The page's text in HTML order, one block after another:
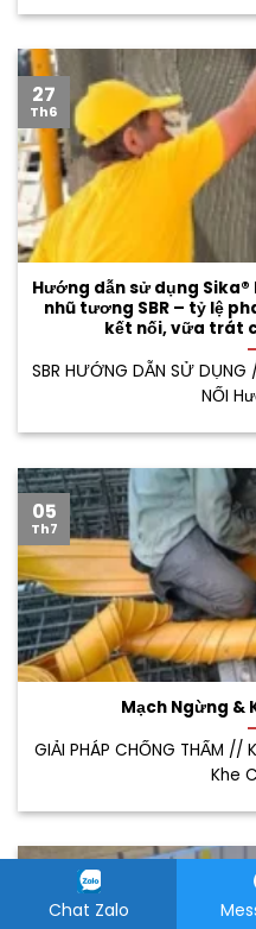
Hướng dẫn sử dụng
nhũ tương SBR – tỷ lệ
kết nối, vữa trát
SBR HƯỚNG DẪN SỬ
NỐI
27
Th6
Mạch Ngừng &
GIẢI PHÁP CHỐNG THẤM //
Khe
05
Th7
Th6Chat Zalo